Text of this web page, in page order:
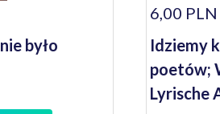
było
6,00 PLN
Idziemy
poetów;
Lyrische